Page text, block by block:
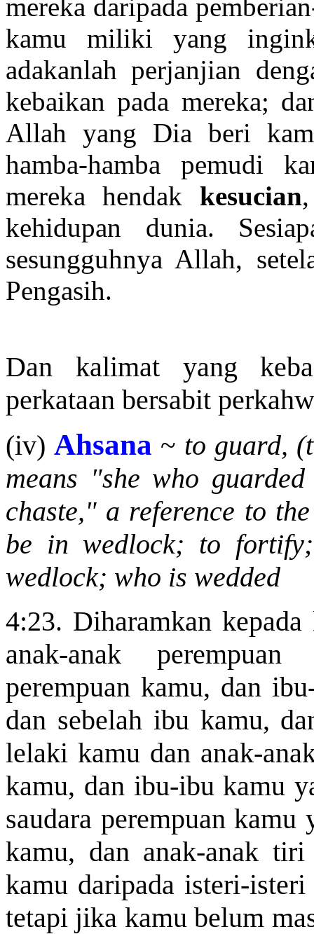
mereka daripada
kamu miliki yang
adakanlah perjanjian
kebaikan pada mereka;
Allah yang Dia beri
hamba-hamba pemudi
mereka hendak kesucian
kehidupan dunia.
sesungguhnya Allah,
Pengasih.
Dan kalimat yang
perkataan bersabit
(iv) Ahsana ~ to guard,
means "she who
chaste," a reference to
be in wedlock; to
wedlock; who is wedded
4:23. Diharamkan
anak-anak
perempuan kamu, dan
dan sebelah ibu kamu,
lelaki kamu dan anak-
kamu, dan ibu-ibu kamu
saudara perempuan
kamu, dan anak-anak
kamu daripada isteri-
tetapi jika kamu belum